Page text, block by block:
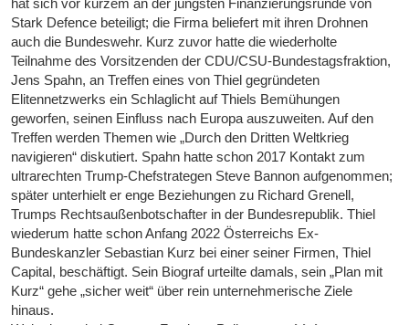
hat sich vor kurzem an der jüngsten Finanzierungsrunde von
Stark Defence beteiligt; die Firma beliefert mit ihren Drohnen
auch die Bundeswehr. Kurz zuvor hatte die wiederholte
Teilnahme des Vorsitzenden der CDU/CSU-Bundestagsfraktion,
Jens Spahn, an Treffen eines von Thiel gegründeten
Elitennetzwerks ein Schlaglicht auf Thiels Bemühungen
geworfen, seinen Einfluss nach Europa auszuweiten. Auf den
Treffen werden Themen wie „Durch den Dritten Weltkrieg
navigieren“ diskutiert. Spahn hatte schon 2017 Kontakt zum
ultrarechten Trump-Chefstrategen Steve Bannon aufgenommen;
später unterhielt er enge Beziehungen zu Richard Grenell,
Trumps Rechtsaußenbotschafter in der Bundesrepublik. Thiel
wiederum hatte schon Anfang 2022 Österreichs Ex-
Bundeskanzler Sebastian Kurz bei einer seiner Firmen, Thiel
Capital, beschäftigt. Sein Biograf urteilte damals, sein „Plan mit
Kurz“ gehe „sicher weit“ über rein unternehmerische Ziele
hinaus.